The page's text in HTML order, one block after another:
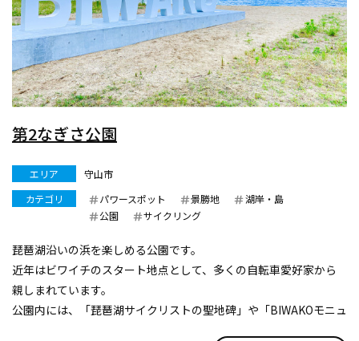
第2なぎさ公園
エリア
守山市
カテゴリ
パワースポット 景勝地
湖岸・島
公園
サイクリング
琵琶湖沿いの浜を楽しめる公園です。
近年はビワイチのスタート地点として、多くの自転車愛好家から
親しまれています。
公園内には、「琵琶湖サイクリストの聖地碑」や「BIWAKOモニュ